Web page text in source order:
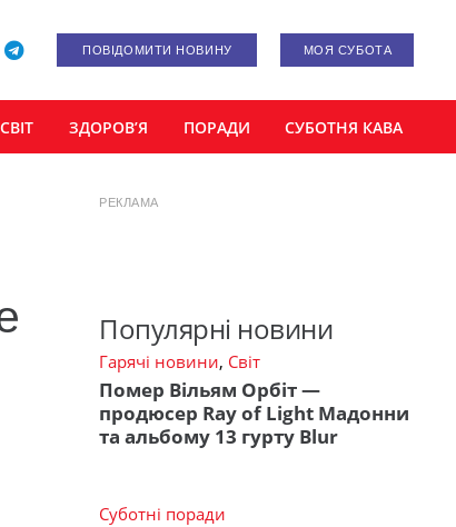
ПОВІДОМИТИ НОВИНУ МОЯ СУБОТА
СВІТ ЗДОРОВ’Я ПОРАДИ СУБОТНЯ КАВА
РЕКЛАМА
Популярні новини
Гарячі новини, Світ
Помер Вільям Орбіт —
продюсер Ray of Light Мадонни
та альбому 13 гурту Blur
Суботні поради